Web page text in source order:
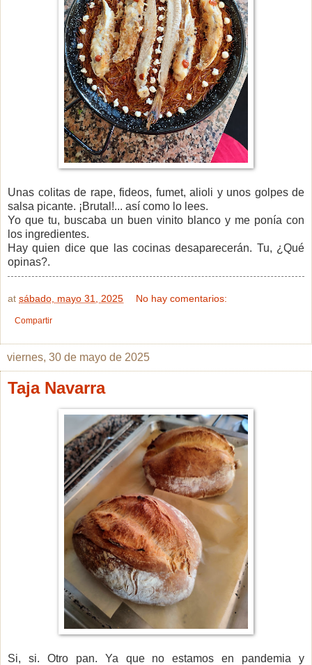
Unas colitas de rape, fideos, fumet, alioli y unos golpes de
salsa picante. ¡Brutal!... así como lo lees.
Yo que tu, buscaba un buen vinito blanco y me ponía con
los ingredientes.
Hay quien dice que las cocinas desaparecerán. Tu, ¿Qué
opinas?.
at sábado, mayo 31, 2025 No hay comentarios:
Compartir
viernes, 30 de mayo de 2025
Taja Navarra
Si, si. Otro pan. Ya que no estamos en pandemia y